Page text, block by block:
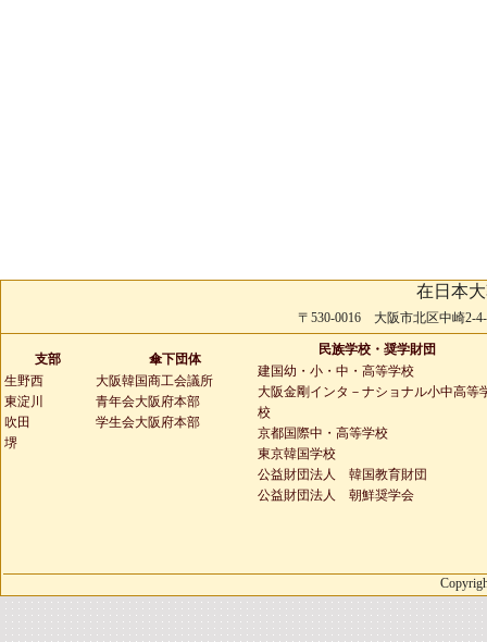
在日本
〒530-0016 大阪市北区中崎2-
支部
生野西
東淀川
吹田
堺
傘下団体
大阪韓国商工会議所
青年会大阪府本部
学生会大阪府本部
民族学校・奨学財団
建国幼・小・中・高等学校
大阪金剛インタ－ナショナル小中高等
校
京都国際中・高等学校
東京韓国学校
公益財団法人 韓国教育財団
公益財団法人 朝鮮奨学会